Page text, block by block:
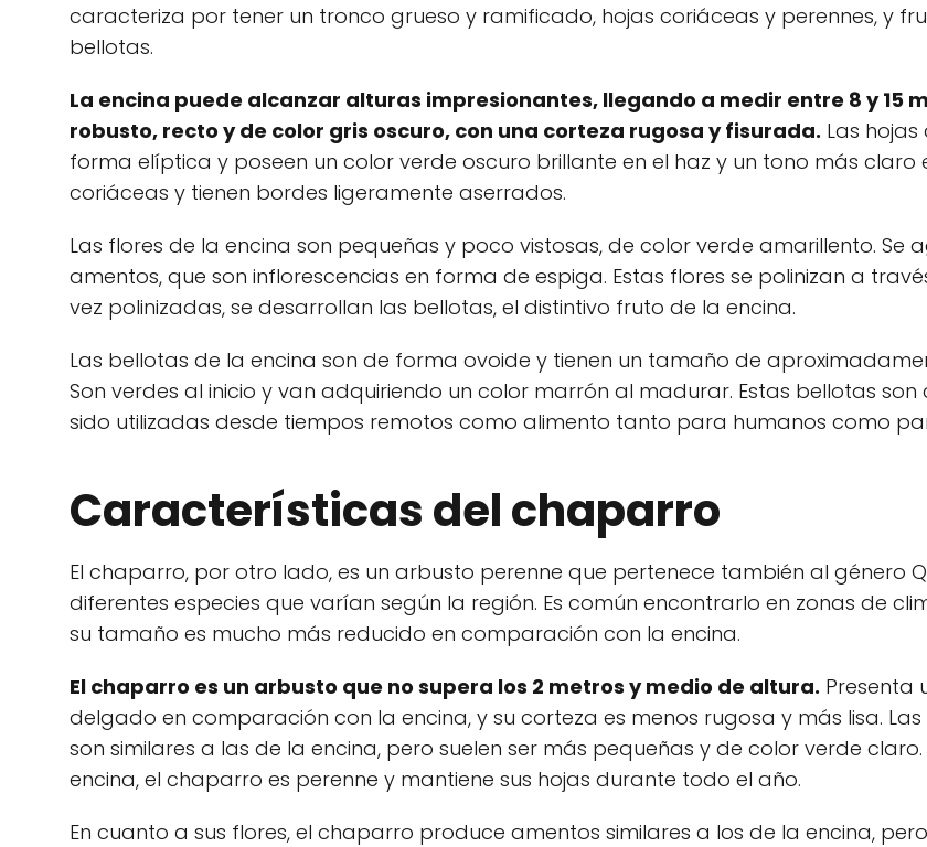
caracteriza por tener un tronco grueso y ramificado, hojas coriáceas y perennes, y
bellotas.
La encina puede alcanzar alturas impresionantes, llegando a medir entre 8 y 15
robusto, recto y de color gris oscuro, con una corteza rugosa y fisurada. Las
forma elíptica y poseen un color verde oscuro brillante en el haz y un tono más claro
coriáceas y tienen bordes ligeramente aserrados.
Las flores de la encina son pequeñas y poco vistosas, de color verde amarillento. Se
amentos, que son inflorescencias en forma de espiga. Estas flores se polinizan a
vez polinizadas, se desarrollan las bellotas, el distintivo fruto de la encina.
Las bellotas de la encina son de forma ovoide y tienen un tamaño de
Son verdes al inicio y van adquiriendo un color marrón al madurar. Estas bellotas son
sido utilizadas desde tiempos remotos como alimento tanto para humanos como
Características del chaparro
El chaparro, por otro lado, es un arbusto perenne que pertenece también al género
diferentes especies que varían según la región. Es común encontrarlo en zonas de
su tamaño es mucho más reducido en comparación con la encina.
El chaparro es un arbusto que no supera los 2 metros y medio de altura. Presenta
delgado en comparación con la encina, y su corteza es menos rugosa y más lisa.
son similares a las de la encina, pero suelen ser más pequeñas y de color verde
encina, el chaparro es perenne y mantiene sus hojas durante todo el año.
En cuanto a sus flores, el chaparro produce amentos similares a los de la encina,